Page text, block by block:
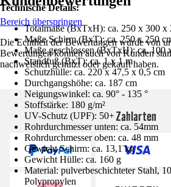
Technische Details:
Totalmaße (BxTxH): ca. 250 x 300 x
Maße Schirm (BxT): ca. 250 x 250
Maße geschlossen (BxTxH): ca. 100
Standfuß (BxT): ca. 1 x 1 m
Schutzhülle: ca. 220 x 47,5 x 0,5 cm
Durchgangshöhe: ca. 187 cm
Neigungswinkel: ca. 90° - 135 °
Stoffstärke: 180 g/m²
UV-Schutz (UPF): 50+
Rohrdurchmesser unten: ca. 54mm
Rohrdurchmesser oben: ca. 48 mm
Gewicht Schirm: ca. 13,1 kg
Gewicht Hülle: ca. 160 g
Material: pulverbeschichteter Stahl,
Polypropylen
Bereich überspringen
Die Echtheit der Bewertungen wurde von
Bewertungen können auch von Kunden
nachweislich genutzt oder gekauft haben.
Zahlarten